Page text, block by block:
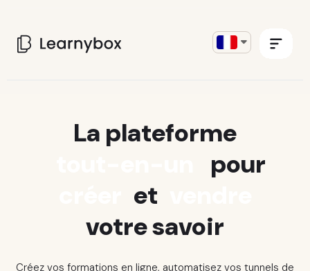
La plateforme
pour
et
votre savoir
Créez vos formations en ligne, automatisez vos tunnels de